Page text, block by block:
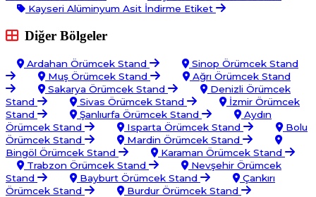
Kayseri Alüminyum Asit İndirme Etiket
Diğer Bölgeler
Ardahan Örümcek Stand
Sinop Örümcek Stand
Muş Örümcek Stand
Ağrı Örümcek Stand
Sakarya Örümcek Stand
Denizli Örümcek
Stand
Sivas Örümcek Stand
İzmir Örümcek
Stand
Şanlıurfa Örümcek Stand
Aydın
Örümcek Stand
Isparta Örümcek Stand
Bolu
Örümcek Stand
Mardin Örümcek Stand
Bingöl Örümcek Stand
Karaman Örümcek Stand
Trabzon Örümcek Stand
Nevşehir Örümcek
Stand
Bayburt Örümcek Stand
Çankırı
Örümcek Stand
Burdur Örümcek Stand